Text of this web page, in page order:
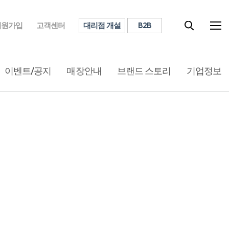
가입 고객센터 대리점 개설 B2B
이벤트/공지 매장안내 브랜드 스토리 기업정보